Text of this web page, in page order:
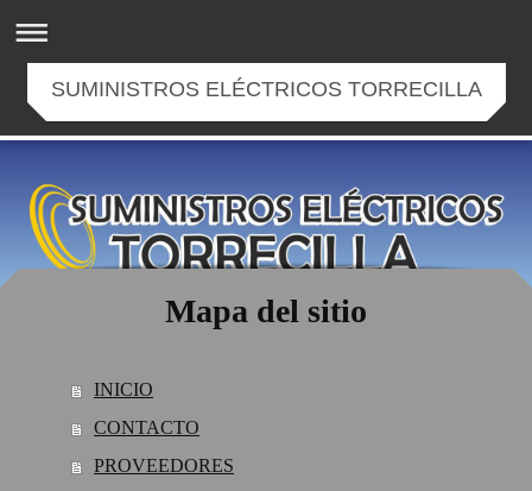
SUMINISTROS ELÉCTRICOS TORRECILLA
Mapa del sitio
INICIO
CONTACTO
PROVEEDORES